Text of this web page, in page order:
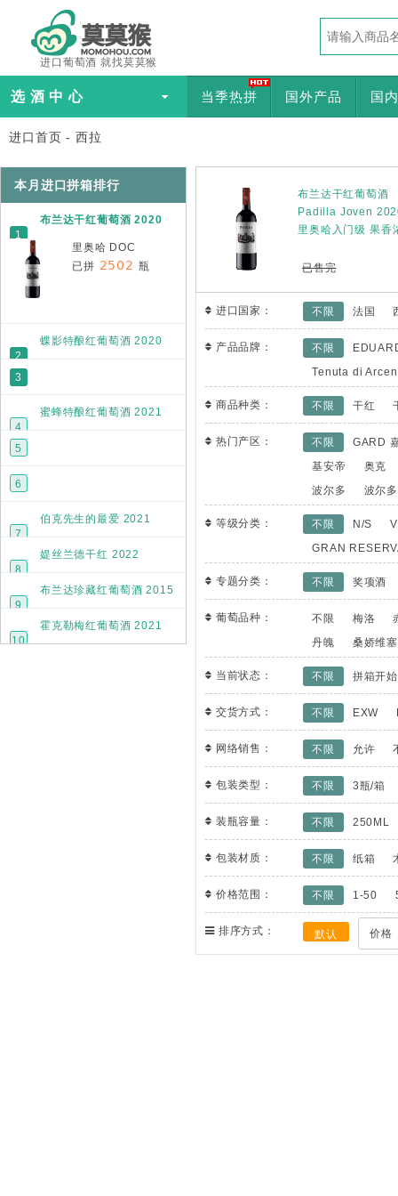
进口葡萄酒 就找莫莫猴
当季热拼 国外产品 国
选 酒 中 心
进口首页 - 西拉
本月进口拼箱排行
1
布兰达干红葡萄酒 2020
里奥哈 DOC
已拼 2502 瓶
2
蝶影特酿红葡萄酒 2020
3
马尔贝克西拉混酿红葡萄酒 2022
IGP Atlantique IGP
2400
4
蜜蜂特酿红葡萄酒 2021
5
兰博城堡桶香特酿红葡萄酒 2021
SUPERIEUR AOC
1800
6
兰博城堡乐罗科尔红葡萄酒 2022
波尔多 AOC
1200
7
伯克先生的最爱 2021
西斯寇特 Heathcote
已拼 1200 瓶
8
媞丝兰德干红 2022
IGP-Saint-Guilhem-
勒-德塞尔 IGP
1200
9
布兰达珍藏红葡萄酒 2015
里奥哈 DOC
630
10
霍克勒梅红葡萄酒 2021
布兰达干红葡萄酒
Padilla Joven
里奥哈入门级 果香
已售完
进口国家： 不限 法国
产品品牌： 不限
Tenuta di
商品种类： 不限 干红
热门产区： 不限
GARD
基安帝
奥克
波尔多
波尔
等级分类： 不限 N/S
GRAN
专题分类： 不限 奖项酒
葡萄品种： 不限 梅洛
丹魄
桑娇维塞
当前状态： 不限 拼箱开始
交货方式： 不限 EXW
网络销售： 不限 允许
包装类型： 不限 3瓶/箱
装瓶容量： 不限 250ML
包装材质： 不限 纸箱
价格范围： 不限 1-50
排序方式： 默认 价格